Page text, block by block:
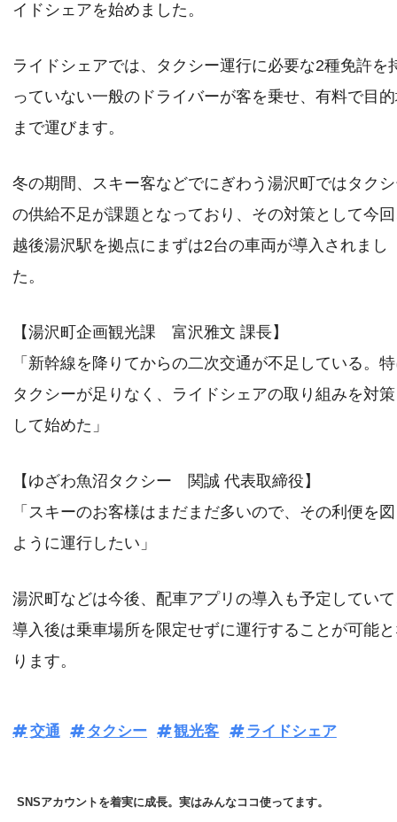
イドシェアを始めました。
ライドシェアでは、タクシー運行に必要な2種免許を
っていない一般のドライバーが客を乗せ、有料で目
まで運びます。
冬の期間、スキー客などでにぎわう湯沢町ではタク
の供給不足が課題となっており、その対策として今
越後湯沢駅を拠点にまずは2台の車両が導入されまし
た。
【湯沢町企画観光課 富沢雅文 課長】
「新幹線を降りてからの二次交通が不足している。
タクシーが足りなく、ライドシェアの取り組みを対
して始めた」
【ゆざわ魚沼タクシー 関誠 代表取締役】
「スキーのお客様はまだまだ多いので、その利便を
ように運行したい」
湯沢町などは今後、配車アプリの導入も予定してい
導入後は乗車場所を限定せずに運行することが可能
ります。
交通 タクシー 観光客 ライドシェア
SNSアカウントを着実に成長。実はみんなココ使ってます。